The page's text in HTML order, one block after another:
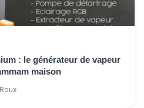
: le générateur de vapeur
maison